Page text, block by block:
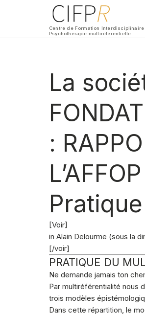
Centre de Formation Interdisciplinaire
Psychothérapie multiréférentielle
La
:
[Voir]
in Alain Delourme (sous la
[/voir]
PRATIQUE DU
Ne demande jamais ton
Par multiréférentialité nous
trois modèles
Dans cette répartition, le